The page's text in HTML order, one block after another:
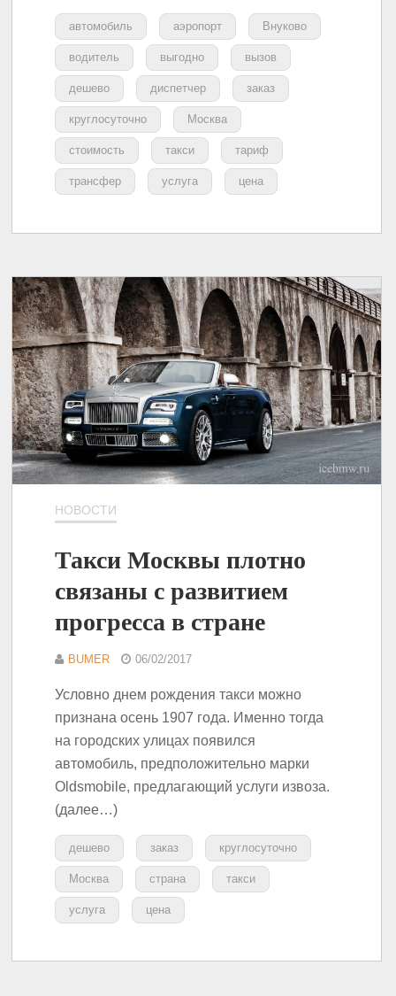
автомобиль аэропорт Внуково
водитель выгодно вызов
дешево диспетчер заказ
круглосуточно Москва
стоимость такси тариф
трансфер услуга цена
НОВОСТИ
Такси Москвы плотно
связаны с развитием
прогресса в стране
BUMER 06/02/2017
Условно днем рождения такси можно
признана осень 1907 года. Именно тогда
на городских улицах появился
автомобиль, предположительно марки
Oldsmobile, предлагающий услуги извоза.
(далее…)
дешево заказ круглосуточно
Москва страна такси
услуга цена